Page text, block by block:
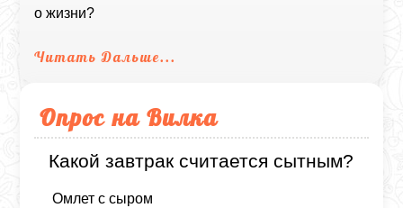
о жизни?
Читать Дальше...
Опрос на Вилка
Какой завтрак считается сытным?
Омлет с сыром